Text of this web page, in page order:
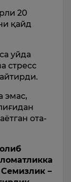
20
қайд
уйда
стресс
эмас,
ота-
–